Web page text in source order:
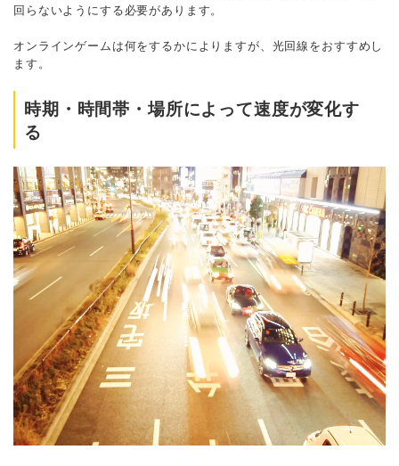
回らないようにする必要があります。
オンラインゲームは何をするかによりますが、光回線をおすすめし
ます。
時期・時間帯・場所によって速度が変化す
る